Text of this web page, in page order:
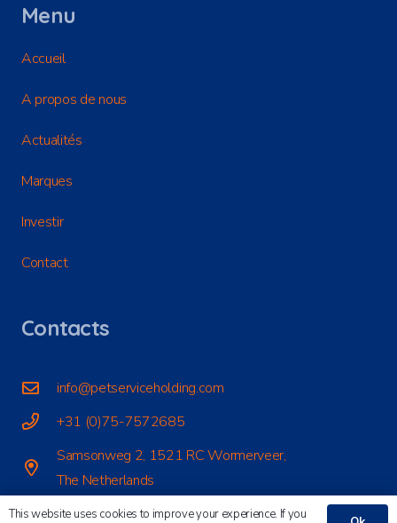
Menu
Accueil
A propos de nous
Actualités
Marques
Investir
Contact
Contacts
info@petserviceholding.com
+31 (0)75-7572685
Samsonweg 2, 1521 RC Wormerveer,
The Netherlands
This website uses cookies to improve your experience. If you